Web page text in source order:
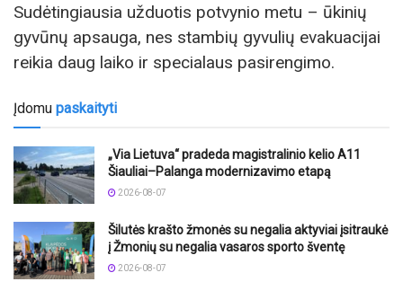
Sudėtingiausia užduotis potvynio metu – ūkinių
gyvūnų apsauga, nes stambių gyvulių evakuacijai
reikia daug laiko ir specialaus pasirengimo.
Įdomu paskaityti
„Via Lietuva“ pradeda magistralinio kelio A11
Šiauliai–Palanga modernizavimo etapą
2026-08-07
Šilutės krašto žmonės su negalia aktyviai įsitraukė
į Žmonių su negalia vasaros sporto šventę
2026-08-07